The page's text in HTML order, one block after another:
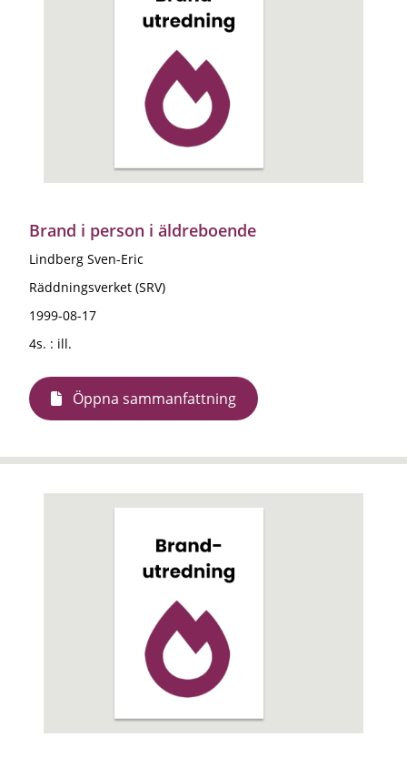
Brand i person i äldreboende
Lindberg Sven-Eric
Räddningsverket (SRV)
1999-08-17
4s. : ill.
Öppna sammanfattning